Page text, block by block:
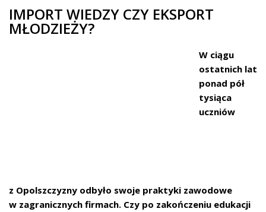
IMPORT WIEDZY CZY EKSPORT
MŁODZIEŻY?
W ciągu
ostatnich lat
ponad pół
tysiąca
uczniów
z Opolszczyzny odbyło swoje praktyki zawodowe
w zagranicznych firmach. Czy po zakończeniu edukacji